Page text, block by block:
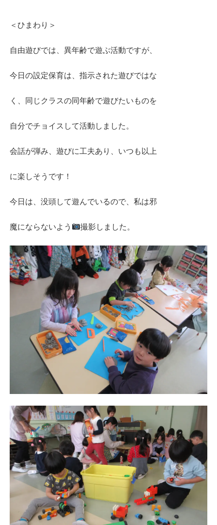
＜ひまわり＞
自由遊びでは、異年齢で遊ぶ活動ですが、
今日の設定保育は、指示された遊びではな
く、同じクラスの同年齢で遊びたいものを
自分でチョイスして活動しました。
会話が弾み、遊びに工夫あり、いつも以上
に楽しそうです！
今日は、没頭して遊んでいるので、私は邪
魔にならないよう 撮影しました。